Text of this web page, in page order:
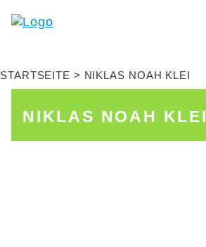
STARTSEITE NIKLAS NOAH KLEI
NIKLAS NOAH KLEI